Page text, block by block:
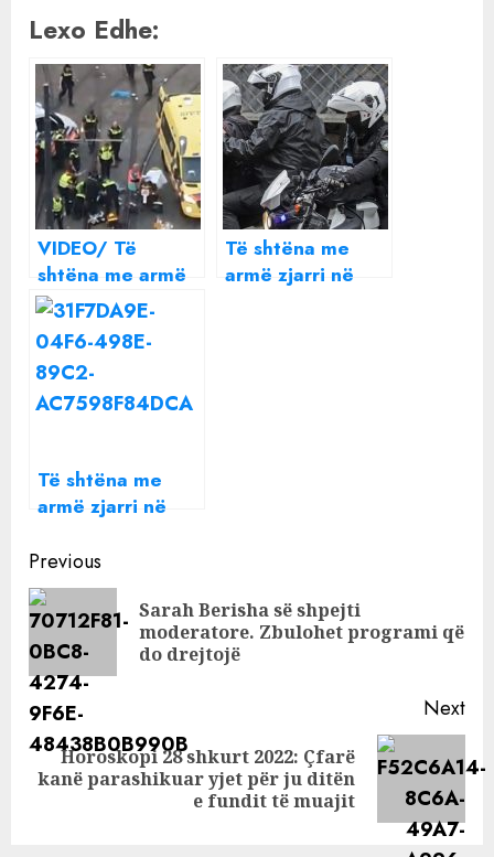
Lexo Edhe:
VIDEO/ Të
shtëna me armë
zjarri në një
festival, tre të
plagosur
Të shtëna me
armë zjarri në
Të shtëna me
armë zjarri në
persona
konfliktohen dhe
goditen me
sende të forta,
përfundojnë në
spital
Continue
Reading
Previous
Sarah Berisha së shpejti
moderatore. Zbulohet programi që
do drejtojë
Next
Next
Horoskopi 28 shkurt 2022: Çfarë
kanë parashikuar yjet për ju ditën
e fundit të muajit